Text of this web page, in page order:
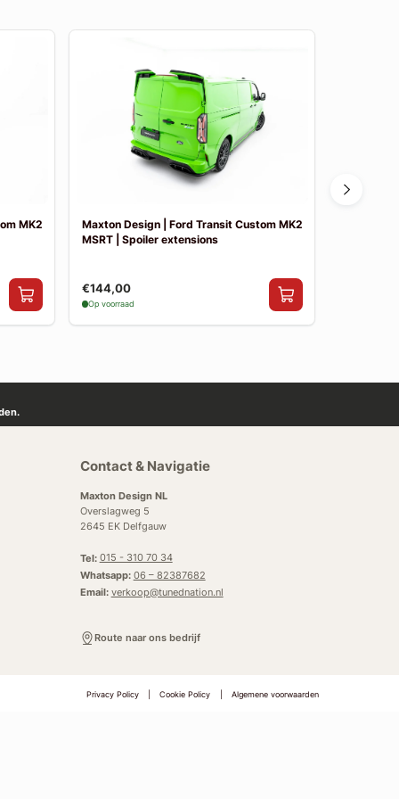
MK2
Maxton Design | Ford Transit Custom MK2
MSRT | Spoiler extensions
€144,00
Op voorraad
Contact & Navigatie
Maxton Design NL
Overslagweg 5
2645 EK Delfgauw
Tel: 015 - 310 70 34
Whatsapp: 06 – 82387682
Email: verkoop@tunednation.nl
Route naar ons bedrijf
Privacy Policy Cookie Policy Algemene voorwaarden